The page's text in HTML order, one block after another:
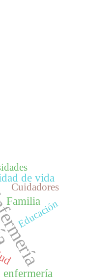
enfermería
de vida
Familia
Educación
Cuidadores